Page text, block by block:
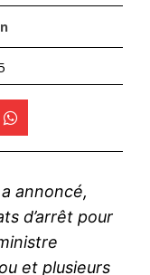
annoncé,
d’arrêt pour
et plusieurs